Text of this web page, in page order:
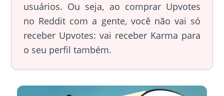
usuários. Ou seja, ao comprar Upvotes
no Reddit com a gente, você não vai só
receber Upvotes: vai receber Karma para
o seu perfil também.